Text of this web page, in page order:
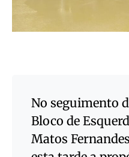
No seguimento
Bloco de
Matos